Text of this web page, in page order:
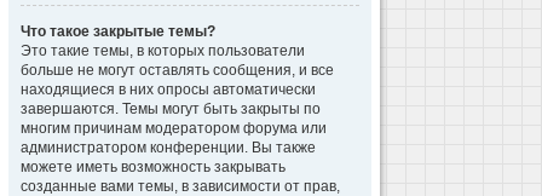
Что такое закрытые темы?
Это такие темы, в которых пользователи
больше не могут оставлять сообщения, и все
находящиеся в них опросы автоматически
завершаются. Темы могут быть закрыты по
многим причинам модератором форума или
администратором конференции. Вы также
можете иметь возможность закрывать
созданные вами темы, в зависимости от прав,